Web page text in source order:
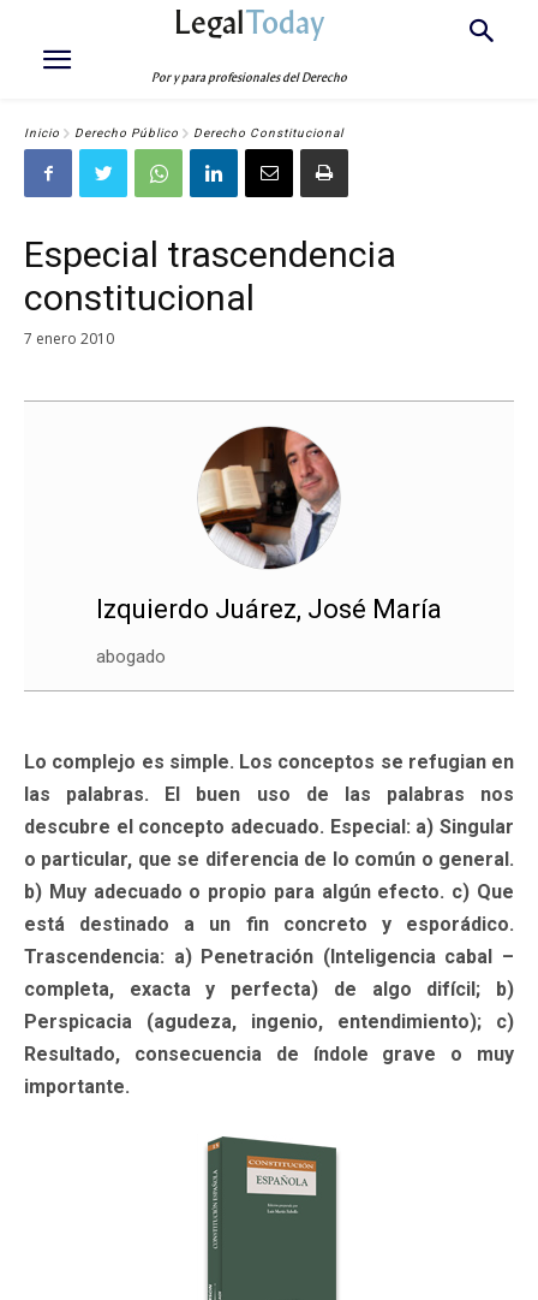
LegalToday
Por y para profesionales del Derecho
Inicio Derecho Público Derecho Constitucional
Especial trascendencia
constitucional
7 enero 2010
Izquierdo Juárez, José María
abogado
Lo complejo es simple. Los conceptos se refugian en
las palabras. El buen uso de las palabras nos
descubre el concepto adecuado. Especial: a) Singular
o particular, que se diferencia de lo común o general.
b) Muy adecuado o propio para algún efecto. c) Que
está destinado a un fin concreto y esporádico.
Trascendencia: a) Penetración (Inteligencia cabal –
completa, exacta y perfecta) de algo difícil; b)
Perspicacia (agudeza, ingenio, entendimiento); c)
Resultado, consecuencia de índole grave o muy
importante.